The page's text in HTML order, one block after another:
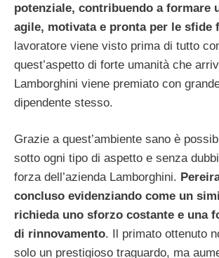
potenziale, contribuendo a formare
agile, motivata e pronta per le sfide
lavoratore viene visto prima di tutto
quest’aspetto di forte umanità che
Lamborghini viene premiato con
dipendente stesso.
Grazie a quest’ambiente sano è
sotto ogni tipo di aspetto e senza
forza dell’azienda Lamborghini.
concluso evidenziando come un
richieda uno sforzo costante e una
di rinnovamento. Il primato ottenuto
solo un prestigioso traguardo, ma